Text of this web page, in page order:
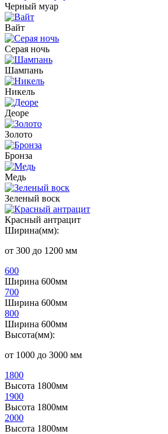
Черный муар
Вайт
Серая ночь
Шампань
Никель
Деоре
Золото
Бронза
Медь
Зеленый воск
Красный антрацит
Ширина(мм):
от 300 до 1200 мм
600
Ширина 600мм
700
Ширина 600мм
800
Ширина 600мм
Высота(мм):
от 1000 до 3000 мм
1800
Высота 1800мм
1900
Высота 1800мм
2000
Высота 1800мм